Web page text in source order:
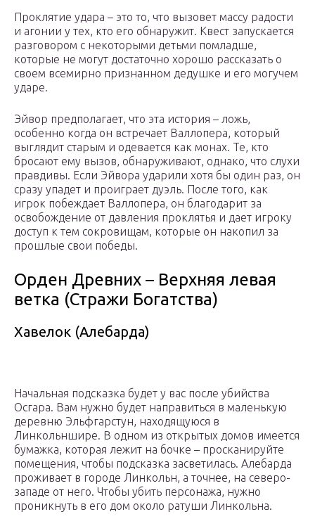
Проклятие удара – это то, что вызовет массу радости
и агонии у тех, кто его обнаружит. Квест запускается
разговором с некоторыми детьми помладше,
которые не могут достаточно хорошо рассказать о
своем всемирно признанном дедушке и его могучем
ударе.
Эйвор предполагает, что эта история – ложь,
особенно когда он встречает Валлопера, который
выглядит старым и одевается как монах. Те, кто
бросают ему вызов, обнаруживают, однако, что слухи
правдивы. Если Эйвора ударили хотя бы один раз, он
сразу упадет и проиграет дуэль. После того, как
игрок побеждает Валлопера, он благодарит за
освобождение от давления проклятья и дает игроку
доступ к тем сокровищам, которые он накопил за
прошлые свои победы.
Орден Древних – Верхняя левая
ветка (Стражи Богатства)
Хавелок (Алебарда)
Начальная подсказка будет у вас после убийства
Осгара. Вам нужно будет направиться в маленькую
деревню Эльфгарстун, находящуюся в
Линкольншире. В одном из открытых домов имеется
бумажка, которая лежит на бочке – просканируйте
помещения, чтобы подсказка засветилась. Алебарда
проживает в городе Линкольн, а точнее, на северо-
западе от него. Чтобы убить персонажа, нужно
проникнуть в его дом около ратуши Линкольна.